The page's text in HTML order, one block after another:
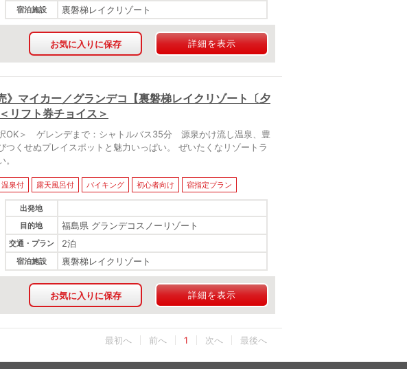
宿泊施設 裏磐梯レイクリゾート
お気に入りに保存 詳細を表示
》マイカー／グランデコ【裏磐梯レイクリゾート〔夕
リフト券チョイス＞
OK＞ ゲレンデまで：シャトルバス35分 源泉かけ流し温泉、豊
つくせぬプレイスポットと魅力いっぱい。 ぜいたくなリゾートラ
温泉付 露天風呂付 バイキング 初心者向け 宿指定プラン
出発地
目的地
福島県 グランデコスノーリゾート
交通・プラン 2泊
宿泊施設 裏磐梯レイクリゾート
お気に入りに保存 詳細を表示
最初へ 1 最後へ